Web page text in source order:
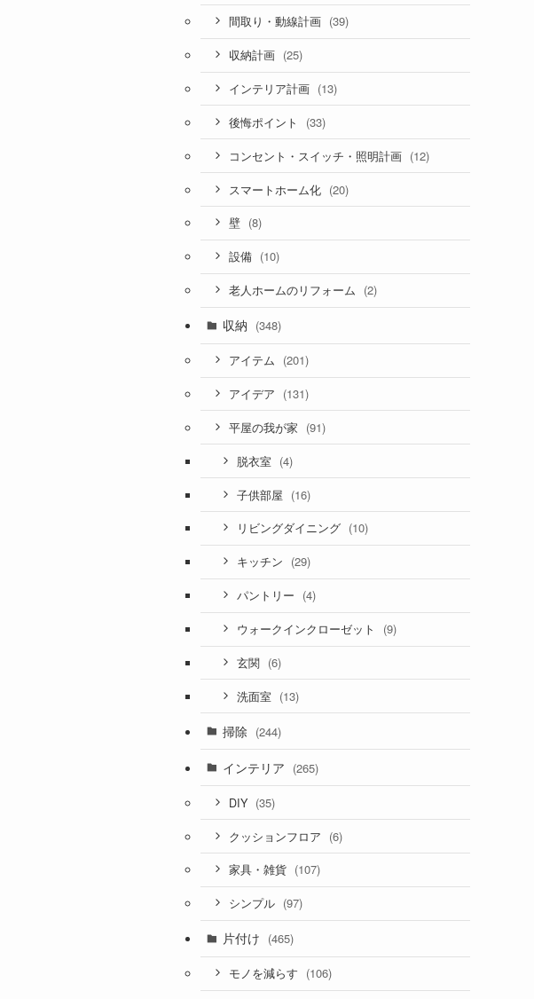
間取り・動線計画 (39)
収納計画 (25)
インテリア計画 (13)
後悔ポイント (33)
コンセント・スイッチ・照明計画 (12)
スマートホーム化 (20)
壁 (8)
設備 (10)
老人ホームのリフォーム (2)
収納 (348)
アイテム (201)
アイデア (131)
平屋の我が家 (91)
脱衣室 (4)
子供部屋 (16)
リビングダイニング (10)
キッチン (29)
パントリー (4)
ウォークインクローゼット (9)
玄関 (6)
洗面室 (13)
掃除 (244)
インテリア (265)
DIY (35)
クッションフロア (6)
家具・雑貨 (107)
シンプル (97)
片付け (465)
モノを減らす (106)